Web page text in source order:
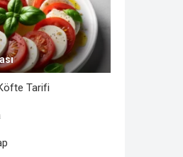
Tarifi